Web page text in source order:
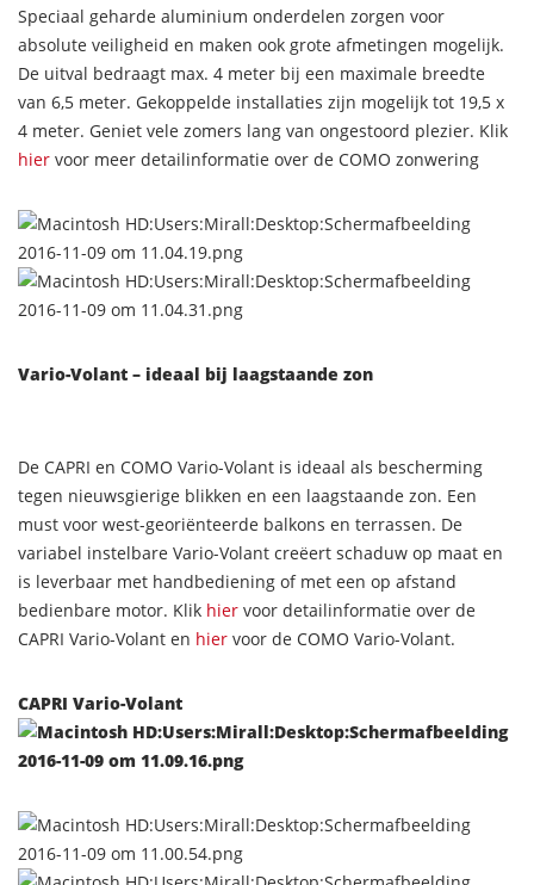
Speciaal geharde aluminium onderdelen zorgen voor
absolute veiligheid en maken ook grote afmetingen mogelijk.
De uitval bedraagt max. 4 meter bij een maximale breedte
van 6,5 meter. Gekoppelde installaties zijn mogelijk tot 19,5 x
4 meter. Geniet vele zomers lang van ongestoord plezier. Klik
hier voor meer detailinformatie over de COMO zonwering
Vario-Volant – ideaal bij laagstaande zon
De CAPRI en COMO Vario-Volant is ideaal als bescherming
tegen nieuwsgierige blikken en een laagstaande zon. Een
must voor west-georiënteerde balkons en terrassen. De
variabel instelbare Vario-Volant creëert schaduw op maat en
is leverbaar met handbediening of met een op afstand
bedienbare motor. Klik hier voor detailinformatie over de
CAPRI Vario-Volant en hier voor de COMO Vario-Volant.
CAPRI Vario-Volant